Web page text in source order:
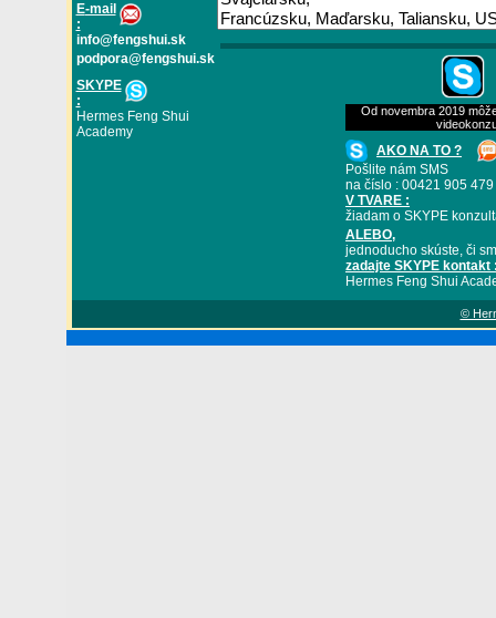
E-mail
:
info@fengshui.sk
podpora@fengshui.sk
SKYPE
:
Hermes Feng Shui
Academy
Od novembra 2019
AKO NA TO ?
Pošlite nám SMS
na číslo : 00421 905
V TVARE :
žiadam o SKYPE
ALEBO,
jednoducho skúste, či
zadajte SKYPE kontakt
Hermes Feng Shui
©